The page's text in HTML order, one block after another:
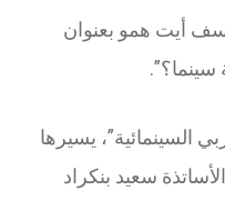
يوسف أيت همو بعنوان
السينمائية”، يسيرها
سعيد بنكراد